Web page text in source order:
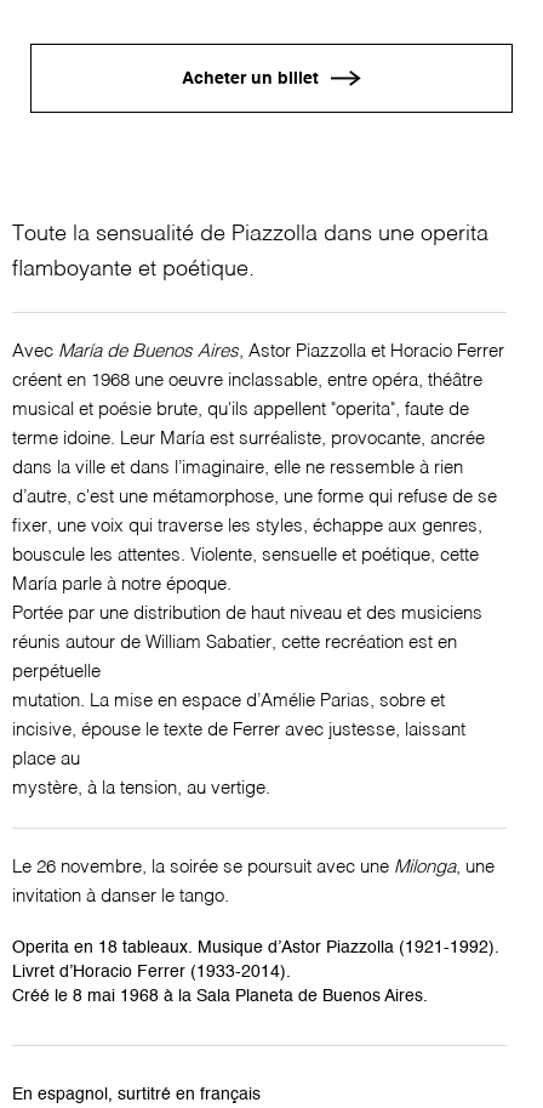
Acheter un billet
Toute la sensualité de Piazzolla dans une operita
flamboyante et poétique.
Avec María de Buenos Aires, Astor Piazzolla et Horacio Ferrer
créent en 1968 une oeuvre inclassable, entre opéra, théâtre
musical et poésie brute, qu'ils appellent "operita", faute de
terme idoine. Leur María est surréaliste, provocante, ancrée
dans la ville et dans l’imaginaire, elle ne ressemble à rien
d’autre, c'est une métamorphose, une forme qui refuse de se
fixer, une voix qui traverse les styles, échappe aux genres,
bouscule les attentes. Violente, sensuelle et poétique, cette
María parle à notre époque.
Portée par une distribution de haut niveau et des musiciens
réunis autour de William Sabatier, cette recréation est en
perpétuelle
mutation. La mise en espace d’Amélie Parias, sobre et
incisive, épouse le texte de Ferrer avec justesse, laissant
place au
mystère, à la tension, au vertige.
Le 26 novembre, la soirée se poursuit avec une Milonga, une
invitation à danser le tango.
Operita en 18 tableaux. Musique d’Astor Piazzolla (1921-1992).
Livret d’Horacio Ferrer (1933-2014).
Créé le 8 mai 1968 à la Sala Planeta de Buenos Aires.
En espagnol, surtitré en français